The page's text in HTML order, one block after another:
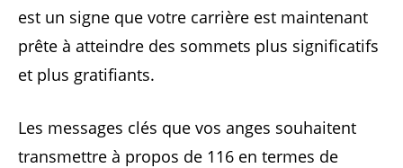
est un signe que votre carrière est maintenant
prête à atteindre des sommets plus significatifs
et plus gratifiants.
Les messages clés que vos anges souhaitent
transmettre à propos de 116 en termes de